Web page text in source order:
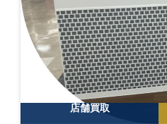
店舗買取